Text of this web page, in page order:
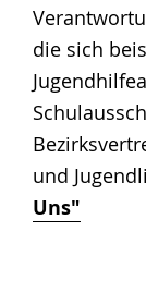
die sich
und
Uns"